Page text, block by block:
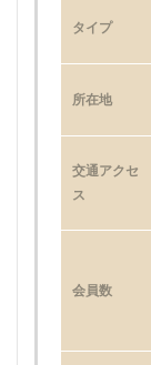
タイプ
所在地
交通アクセ
ス
会員数